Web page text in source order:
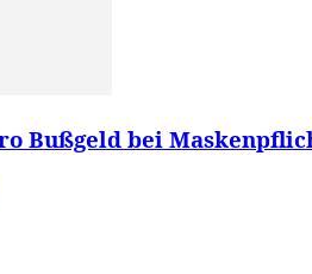
Bußgeld bei